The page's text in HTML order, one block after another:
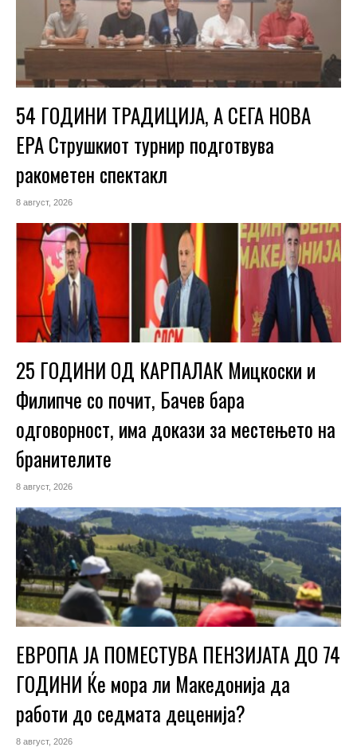
54 ГОДИНИ ТРАДИЦИЈА, А СЕГА НОВА
ЕРА Струшкиот турнир подготвува
ракометен спектакл
8 август, 2026
25 ГОДИНИ ОД КАРПАЛАК Мицкоски и
Филипче со почит, Бачев бара
одговорност, има докази за местењето на
бранителите
8 август, 2026
ЕВРОПА ЈА ПОМЕСТУВА ПЕНЗИЈАТА ДО 74
ГОДИНИ Ќе мора ли Македонија да
работи до седмата деценија?
8 август, 2026